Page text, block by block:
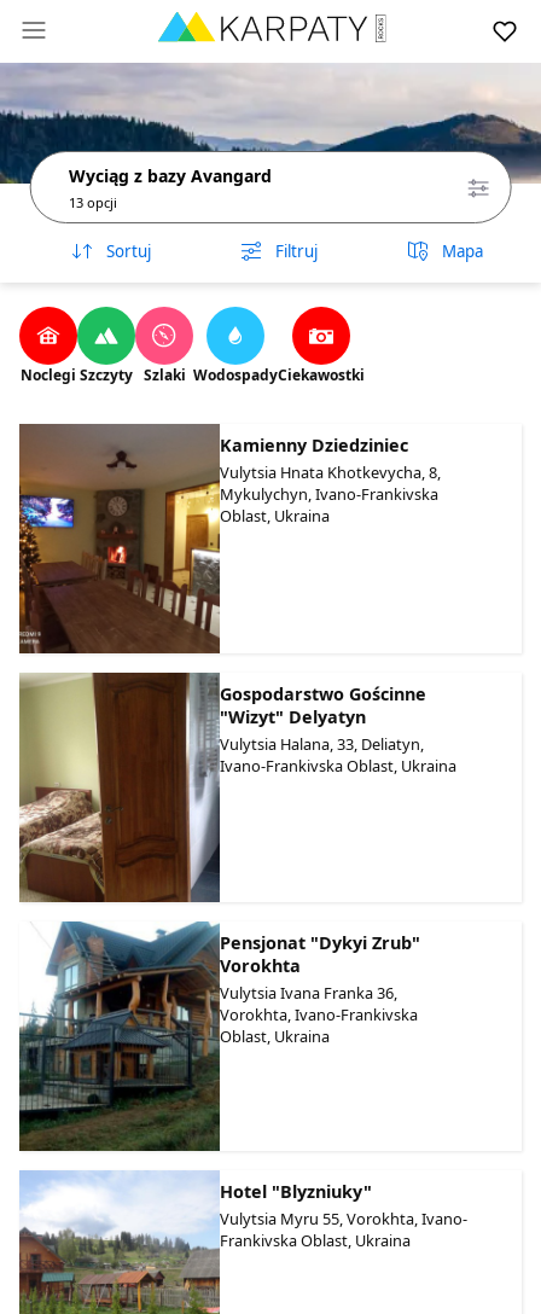
Wyciąg z bazy Avangard
13 opcji
Sortuj Filtruj Mapa
Noclegi Szczyty Szlaki WodospadyCiekawostki
Kamienny Dziedziniec
Vulytsia Hnata Khotkevycha, 8,
Mykulychyn, Ivano-Frankivska
Oblast, Ukraina
Gospodarstwo Gościnne
"Wizyt" Delyatyn
Vulytsia Halana, 33, Deliatyn,
Ivano-Frankivska Oblast, Ukraina
Pensjonat "Dykyi Zrub"
Vorokhta
Vulytsia Ivana Franka 36,
Vorokhta, Ivano-Frankivska
Oblast, Ukraina
Hotel "Blyzniuky"
Vulytsia Myru 55, Vorokhta, Ivano-
Frankivska Oblast, Ukraina